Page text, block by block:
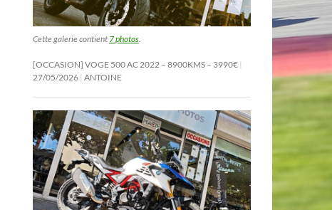
Cette galerie contient 7 photos.
[OCCASION] VOGE 500 AC 2022 – 8900KMS – 3990€
27/05/2026 ANTOINE